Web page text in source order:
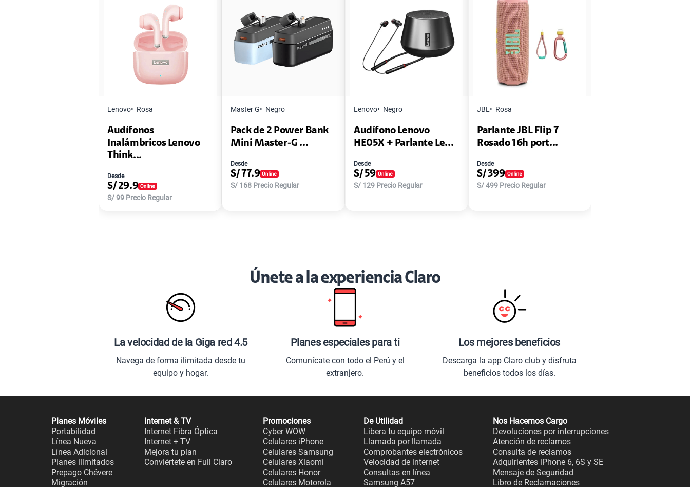
Lenovo Rosa
Audífonos
Inalámbricos Lenovo
Think...
Desde
S/ 29.9
S/99 Precio Regular
Master G Negro
Pack de 2 Power Bank
Mini Master-G ...
Desde
S/77.9
S/ 168 Precio Regular
Lenovo Negro
Audífono Lenovo
HE05X + Parlante Le...
Desde
S/ 59
S/ 129 Precio Regular
JBL Rosa
Parlante JBL Flip 7
Rosado 16h port...
Desde
S/ 399
S/499 Precio Regular
Únete a la experiencia Claro
La velocidad de la Giga red 4.5
Navega de forma ilimitada desde tu
equipo y hogar.
Planes especiales para ti
Comunícate con todo el Perú y el
extranjero.
Los mejores beneficios
Descarga la app Claro club y disfruta
beneficios todos los días.
Planes Móviles
Portabilidad
Línea Nueva
Línea Adicional
Planes ilimitados
Prepago Chévere
Migración
Internet & TV
Internet Fibra Óptica
Internet + TV
Mejora tu plan
Conviértete en Full Claro
Promociones
Cyber WOW
Celulares iPhone
Celulares Samsung
Celulares Xiaomi
Celulares Honor
Celulares Motorola
De Utilidad
Libera tu equipo móvil
Llamada por llamada
Comprobantes electrónicos
Velocidad de internet
Consultas en línea
Samsung A57
Nos Hacemos Cargo
Devoluciones por interrupciones
Atención de reclamos
Consulta de reclamos
Adquirientes iPhone 6, 6S y SE
Mensaje de Seguridad
Libro de Reclamaciones